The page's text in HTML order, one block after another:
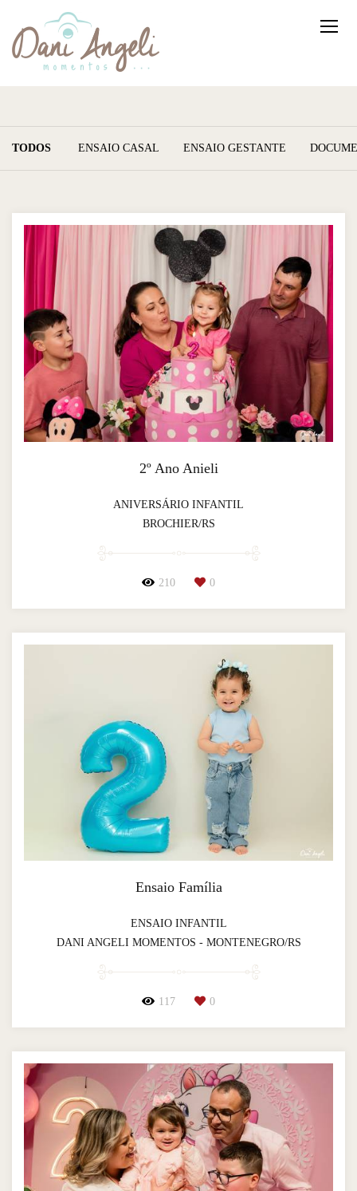
TODOS ENSAIO CASAL ENSAIO GESTANTE
2º Ano Anieli
ANIVERSÁRIO INFANTIL
BROCHIER/RS
210 0
Ensaio Família
ENSAIO INFANTIL
DANI ANGELI MOMENTOS - MONTENEGRO/RS
117 0